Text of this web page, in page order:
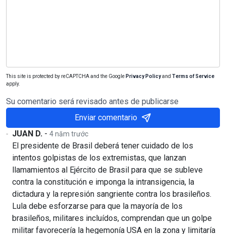
This site is protected by reCAPTCHA and the Google Privacy Policyand Terms of Service
apply.
Su comentario será revisado antes de publicarse
Enviar comentario
JUAN D. - 4 năm trước
El presidente de Brasil deberá tener cuidado de los
intentos golpistas de los extremistas, que lanzan
llamamientos al Ejército de Brasil para que se subleve
contra la constitución e imponga la intransigencia, la
dictadura y la represión sangriente contra los brasileños.
Lula debe esforzarse para que la mayoría de los
brasileños, militares incluídos, comprendan que un golpe
militar favorecería la hegemonía USA en la zona y limitaría